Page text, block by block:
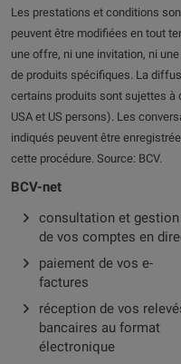
Les prestations et conditions
peuvent être modifiées en tout
une offre, ni une invitation, ni
de produits spécifiques. La
certains produits sont sujettes à
USA et US persons). Les
indiqués peuvent être
cette procédure. Source: BCV.
BCV-net
consultation et gestion
de vos comptes en
paiement de vos e-
factures
réception de vos
bancaires au format
électronique